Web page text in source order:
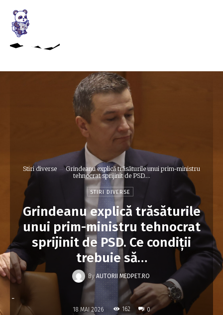
Stiri diverse
Grindeanu explică trăsăturile unui prim-ministru
tehnocrat sprijinit de PSD....
STIRI DIVERSE
Grindeanu explică trăsăturile
unui prim-ministru tehnocrat
sprijinit de PSD. Ce condiții
trebuie să…
By AUTORII MEDPET.RO
-
18 MAI 2026 162 0